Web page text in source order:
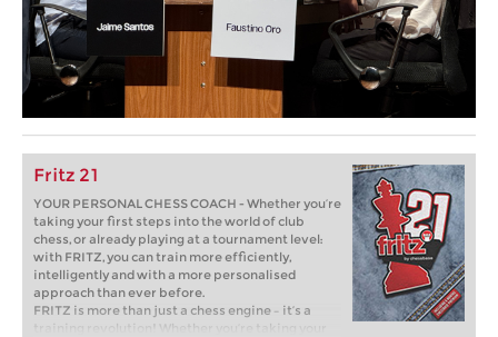
Fritz 21
YOUR PERSONAL CHESS COACH - Whether you’re
taking your first steps into the world of club
chess, or already playing at a tournament level:
with FRITZ, you can train more efficiently,
intelligently and with a more personalised
approach than ever before.
FRITZ is more than just a chess engine – it’s a
training revolution! Whether you’re taking your